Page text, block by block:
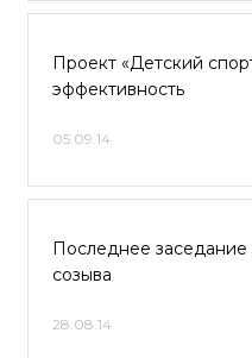
Проект «Детский
эффективность
05.09.14
Последнее заседание
созыва
28.08.14